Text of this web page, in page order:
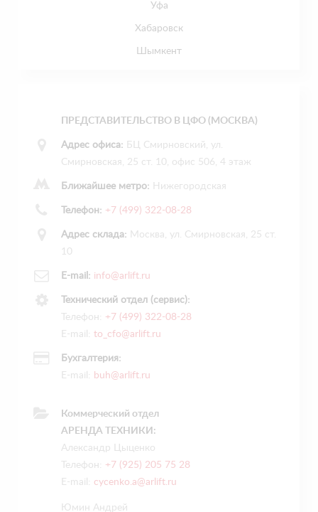
Уфа
Хабаровск
Шымкент
ПРЕДСТАВИТЕЛЬСТВО В ЦФО (МОСКВА)
Адрес офиса: БЦ Смирновский, ул.
Смирновская, 25 ст. 10, офис 506, 4 этаж
Ближайшее метро: Нижегородская
Телефон: +7 (499) 322-08-28
Адрес склада: Москва, ул. Смирновская, 25 ст.
10
E-mail: info@arlift.ru
Технический отдел (сервис):
Телефон: +7 (499) 322-08-28
E-mail: to_cfo@arlift.ru
Бухгалтерия:
E-mail: buh@arlift.ru
Коммерческий отдел
АРЕНДА ТЕХНИКИ:
Александр Цыценко
Телефон: +7 (925) 205 75 28
E-mail: cycenko.a@arlift.ru
Юмин Андрей